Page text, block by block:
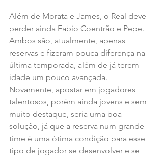
Além de Morata e James, o Real deve
perder ainda Fabio Coentrão e Pepe.
Ambos são, atualmente, apenas
reservas e fizeram pouca diferença na
última temporada, além de já terem
idade um pouco avançada.
Novamente, apostar em jogadores
talentosos, porém ainda jovens e sem
muito destaque, seria uma boa
solução, já que a reserva num grande
time é uma ótima condição para esse
tipo de jogador se desenvolver e se